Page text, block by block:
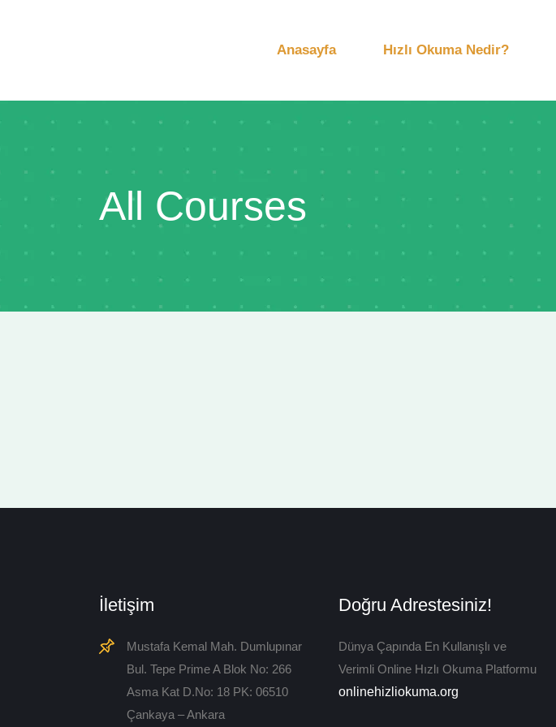
Anasayfa Hızlı Okuma Nedir?
All Courses
İletişim
Mustafa Kemal Mah. Dumlupınar
Bul. Tepe Prime A Blok No: 266
Asma Kat D.No: 18 PK: 06510
Çankaya – Ankara
Doğru Adrestesiniz!
Dünya Çapında En Kullanışlı ve
Verimli Online Hızlı Okuma Platformu
onlinehizliokuma.org